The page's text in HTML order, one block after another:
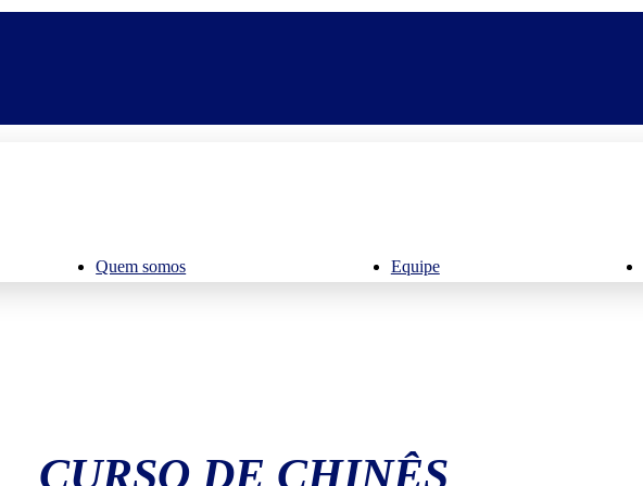
Quem somos Equipe
CURSO DE CHINÊS